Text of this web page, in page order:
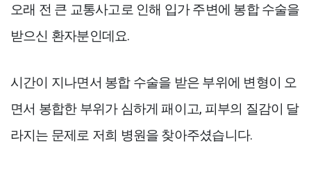
오래 전 큰 교통사고로 인해 입가 주변에 봉합 수술을
받으신 환자분인데요.
시간이 지나면서 봉합 수술을 받은 부위에 변형이 오
면서 봉합한 부위가 심하게 패이고, 피부의 질감이 달
라지는 문제로 저희 병원을 찾아주셨습니다.